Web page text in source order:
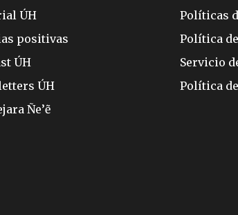
ÚH
positivas
ÚH
ÚH
Ñe’ẽ
Políticas
Política
Servicio
Política